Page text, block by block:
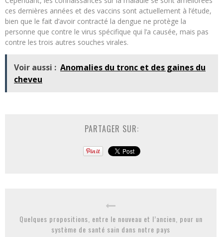
ces dernières années et des vaccins sont actuellement à l’étude,
bien que le fait d’avoir contracté la dengue ne protège la
personne que contre le virus spécifique qui l’a causée, mais pas
contre les trois autres souches virales.
Voir aussi : Anomalies du tronc et des gaines du
cheveu
PARTAGER SUR:
Quelques propositions, entre le nouveau et l’ancien, pour un
système de santé sain dans notre pays